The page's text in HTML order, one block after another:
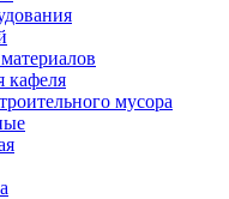
кафеля
мусора